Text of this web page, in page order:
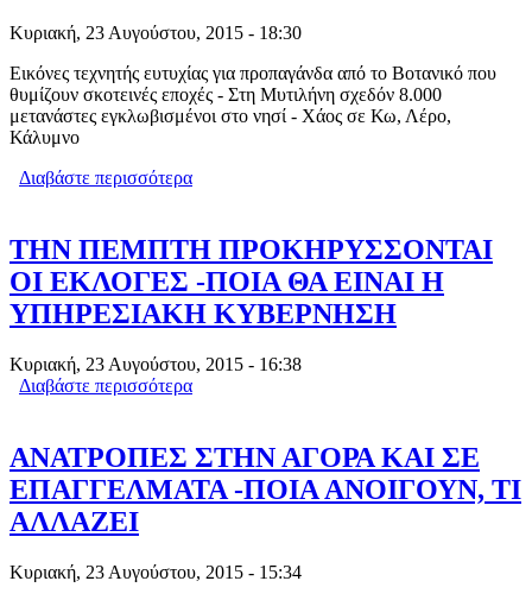
Κυριακή, 23 Αυγούστου, 2015 - 18:30
Εικόνες τεχνητής ευτυχίας για προπαγάνδα από το Βοτανικό που
θυμίζουν σκοτεινές εποχές - Στη Μυτιλήνη σχεδόν 8.000
μετανάστες εγκλωβισμένοι στο νησί - Χάος σε Κω, Λέρο,
Κάλυμνο
Διαβάστε περισσότερα
(VIDEO)
ΤΗΝ ΠΕΜΠΤΗ ΠΡΟΚΗΡΥΣΣΟΝΤΑΙ
ΟΙ ΕΚΛΟΓΕΣ -ΠΟΙΑ ΘΑ ΕΙΝΑΙ Η
ΥΠΗΡΕΣΙΑΚΗ ΚΥΒΕΡΝΗΣΗ
Κυριακή, 23 Αυγούστου, 2015 - 16:38
Διαβάστε περισσότερα
ΑΝΑΤΡΟΠΕΣ ΣΤΗΝ ΑΓΟΡΑ ΚΑΙ ΣΕ
ΕΠΑΓΓΕΛΜΑΤΑ -ΠΟΙΑ ΑΝΟΙΓΟΥΝ, ΤΙ
ΑΛΛΑΖΕΙ
Κυριακή, 23 Αυγούστου, 2015 - 15:34